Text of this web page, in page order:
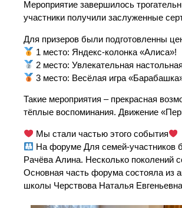
Мероприятие завершилось
участники получили заслуженные
Для призеров были подготовленны
1 место: Яндекс-колонка «Алиса»!
2 место: Увлекательная
3 место: Весёлая игра
Такие мероприятия – прекрасная
тёплые воспоминания. Движение
Мы стали частью этого события
На форуме Для семей-участников
Рачёва Алина. Несколько поколений
Основная часть форума состояла из
школы Черствова Наталья